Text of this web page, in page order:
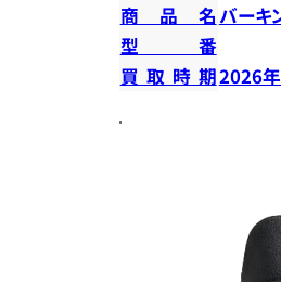
商品名 バーキ
型番
買取時期2026